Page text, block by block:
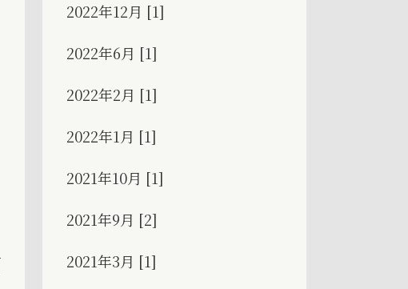
2022年12月 [1]
2022年6月 [1]
2022年2月 [1]
2022年1月 [1]
2021年10月 [1]
2021年9月 [2]
2021年3月 [1]